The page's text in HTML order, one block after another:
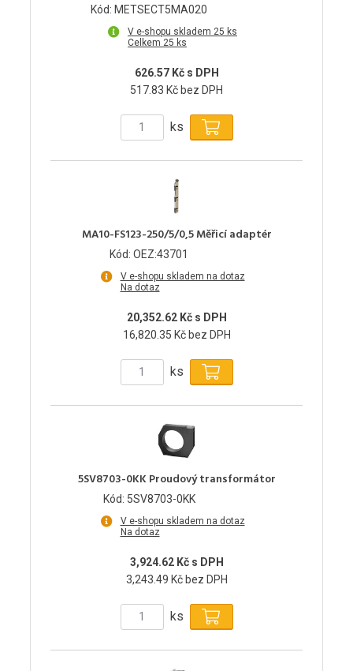
Kód: METSECT5MA020
V e-shopu skladem 25 ks
Celkem 25 ks
626.57 Kč s DPH
517.83 Kč bez DPH
ks
MA10-FS123-250/5/0,5 Měřicí adaptér
Kód: OEZ:43701
V e-shopu skladem na dotaz
Na dotaz
20,352.62 Kč s DPH
16,820.35 Kč bez DPH
ks
5SV8703-0KK Proudový transformátor
Kód: 5SV8703-0KK
V e-shopu skladem na dotaz
Na dotaz
3,924.62 Kč s DPH
3,243.49 Kč bez DPH
ks